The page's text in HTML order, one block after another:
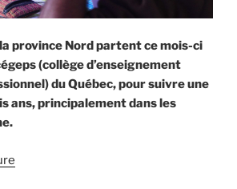
province Nord partent ce mois-ci
(collège d’enseignement
du Québec, pour suivre une
ans, principalement dans les